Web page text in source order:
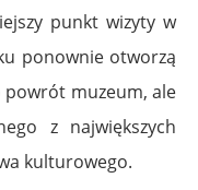
punkt wizyty w
ponownie otworzą
powrót muzeum, ale
z największych
kulturowego.